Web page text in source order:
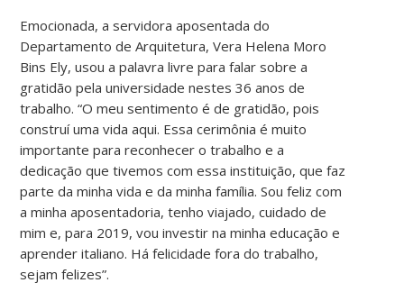
Emocionada, a servidora aposentada do
Departamento de Arquitetura, Vera Helena Moro
Bins Ely, usou a palavra livre para falar sobre a
gratidão pela universidade nestes 36 anos de
trabalho. “O meu sentimento é de gratidão, pois
construí uma vida aqui. Essa cerimônia é muito
importante para reconhecer o trabalho e a
dedicação que tivemos com essa instituição, que faz
parte da minha vida e da minha família. Sou feliz com
a minha aposentadoria, tenho viajado, cuidado de
mim e, para 2019, vou investir na minha educação e
aprender italiano. Há felicidade fora do trabalho,
sejam felizes”.